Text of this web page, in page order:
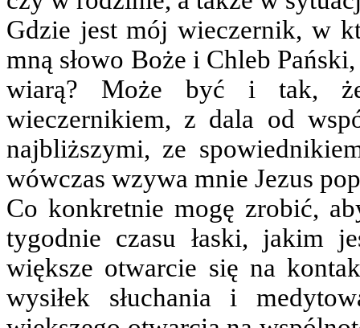
Gdzie jest mój wieczernik, w
mną słowo Boże i Chleb
wiarą? Może być i tak,
wieczernikiem, z dala od
najbliższymi, ze
wówczas wzywa mnie Jezus
Co konkretnie mogę zrobić,
tygodnie czasu łaski, jakim
większe otwarcie się na
wysiłek słuchania i